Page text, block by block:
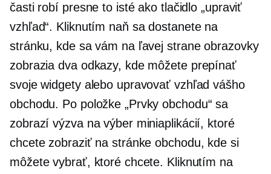
časti robí presne to isté ako tlačidlo „upraviť
vzhľad“. Kliknutím naň sa dostanete na
stránku, kde sa vám na ľavej strane obrazovky
zobrazia dva odkazy, kde môžete prepínať
svoje widgety alebo upravovať vzhľad vášho
obchodu. Po položke „Prvky obchodu“ sa
zobrazí výzva na výber miniaplikácií, ktoré
chcete zobraziť na stránke obchodu, kde si
môžete vybrať, ktoré chcete. Kliknutím na